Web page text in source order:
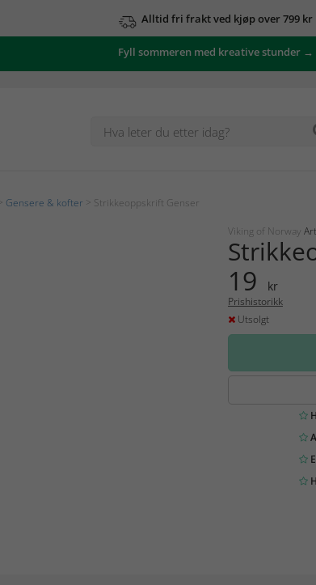
Alltid fri frakt ved kjøp over 799 kr
Fyll sommeren med kreative stunder →
Gensere & kofter > Strikkeoppskrift Genser
Viking of Norway
19 kr
Prishistorikk
Utsolgt